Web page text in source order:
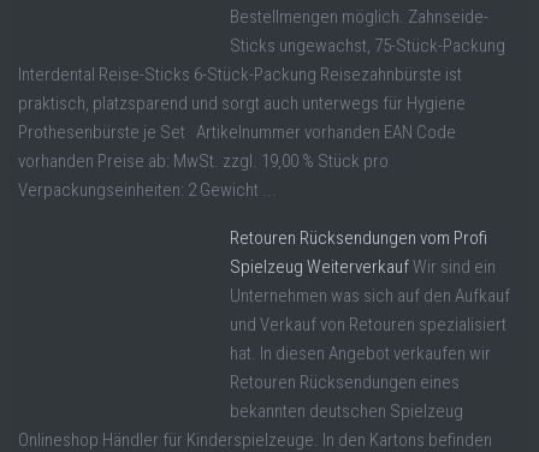
Bestellmengen möglich. Zahnseide-
Sticks ungewachst, 75-Stück-Packung
Interdental Reise-Sticks 6-Stück-Packung Reisezahnbürste ist
praktisch, platzsparend und sorgt auch unterwegs für Hygiene
Prothesenbürste je Set Artikelnummer vorhanden EAN Code
vorhanden Preise ab: MwSt. zzgl. 19,00 % Stück pro
Verpackungseinheiten: 2 Gewicht ...
Retouren Rücksendungen vom Profi
Spielzeug WeiterverkaufWir sind ein
Unternehmen was sich auf den Aufkauf
und Verkauf von Retouren spezialisiert
hat. In diesen Angebot verkaufen wir
Retouren Rücksendungen eines
bekannten deutschen Spielzeug
Onlineshop Händler für Kinderspielzeuge. In den Kartons befinden